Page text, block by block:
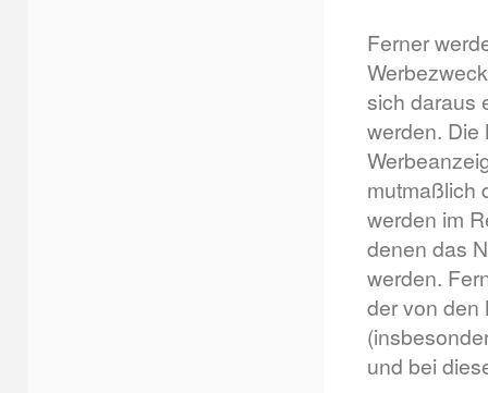
Ferner
sich daraus
werden. Die
mutmaßlich
werden im
denen das
werden.
der von den
und bei